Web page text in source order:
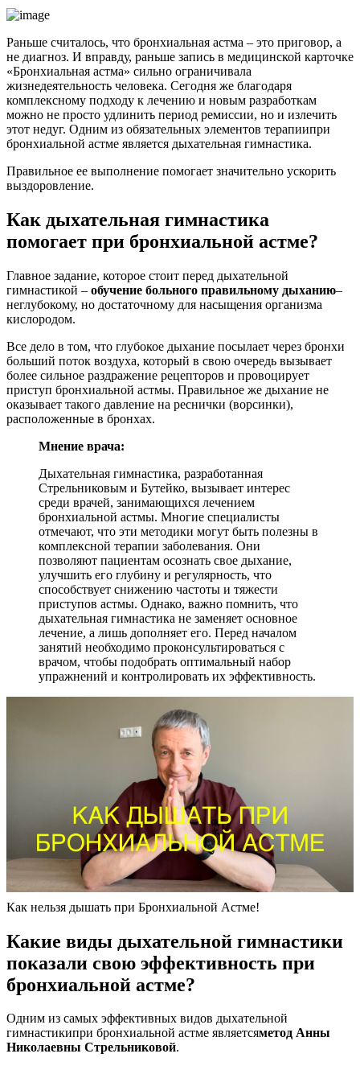
Раньше считалось, что бронхиальная астма – это приговор, а
не диагноз. И вправду, раньше запись в медицинской карточке
«Бронхиальная астма» сильно ограничивала
жизнедеятельность человека. Сегодня же благодаря
комплексному подходу к лечению и новым разработкам
можно не просто удлинить период ремиссии, но и излечить
этот недуг. Одним из обязательных элементов терапиипри
бронхиальной астме является дыхательная гимнастика.
Правильное ее выполнение помогает значительно ускорить
выздоровление.
Как дыхательная гимнастика
помогает при бронхиальной астме?
Главное задание, которое стоит перед дыхательной
гимнастикой – обучение больного правильному дыханию–
неглубокому, но достаточному для насыщения организма
кислородом.
Все дело в том, что глубокое дыхание посылает через бронхи
больший поток воздуха, который в свою очередь вызывает
более сильное раздражение рецепторов и провоцирует
приступ бронхиальной астмы. Правильное же дыхание не
оказывает такого давление на реснички (ворсинки),
расположенные в бронхах.
Мнение врача:
Дыхательная гимнастика, разработанная
Стрельниковым и Бутейко, вызывает интерес
среди врачей, занимающихся лечением
бронхиальной астмы. Многие специалисты
отмечают, что эти методики могут быть полезны в
комплексной терапии заболевания. Они
позволяют пациентам осознать свое дыхание,
улучшить его глубину и регулярность, что
способствует снижению частоты и тяжести
приступов астмы. Однако, важно помнить, что
дыхательная гимнастика не заменяет основное
лечение, а лишь дополняет его. Перед началом
занятий необходимо проконсультироваться с
врачом, чтобы подобрать оптимальный набор
упражнений и контролировать их эффективность.
Как нельзя дышать при Бронхиальной Астме!
Какие виды дыхательной гимнастики
показали свою эффективность при
бронхиальной астме?
Одним из самых эффективных видов дыхательной
гимнастикипри бронхиальной астме являетсяметод Анны
Николаевны Стрельниковой.